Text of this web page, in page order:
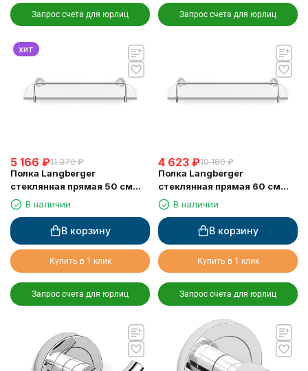
Запрос счета для юрлиц Запрос счета для юрлиц
хит
5 166 ₽11 370 ₽
Полка Langberger
стеклянная прямая 50 см
11051EВ наличии
В корзину
Купить в 1 клик
Запрос счета для юрлиц
4 623 ₽10 180 ₽
Полка Langberger
стеклянная прямая 60 см
11051FВ наличии
В корзину
Купить в 1 клик
Запрос счета для юрлиц